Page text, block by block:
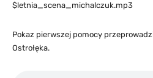
$letnia_scena_michalczuk.mp3
Pokaz pierwszej pomocy
Ostrołęka.